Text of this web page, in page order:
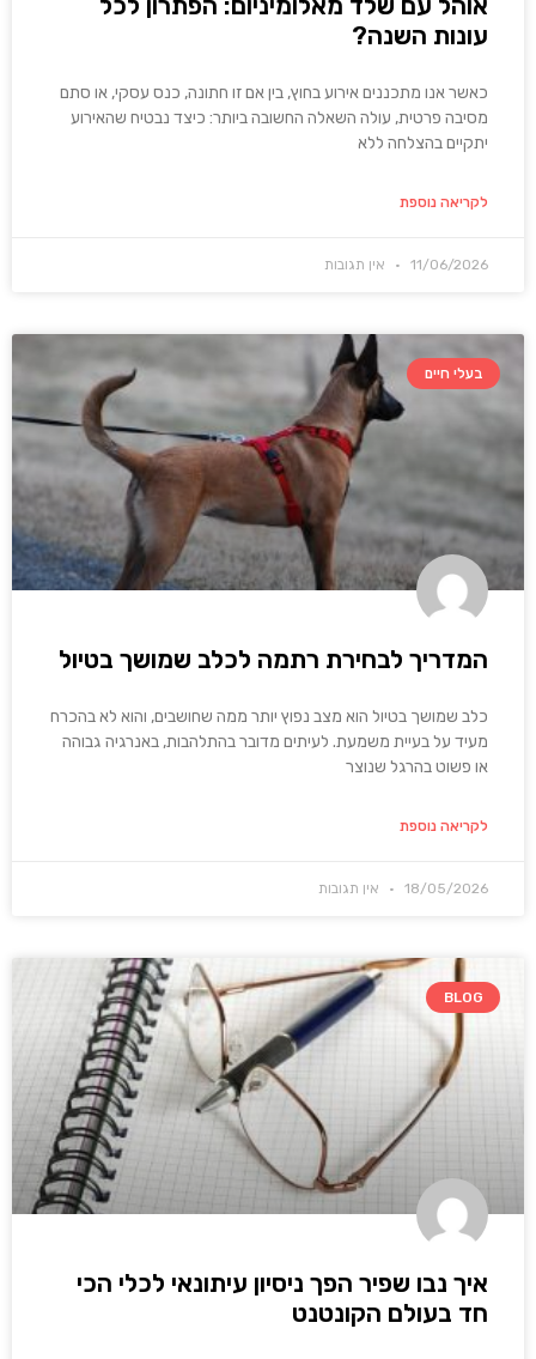
עונות השנה?
כאשר אנו מתכננים אירוע בחוץ, בין אם זו חתונה, כנס עסקי, או סתם
מסיבה פרטית, עולה השאלה החשובה ביותר: כיצד נבטיח שהאירוע
יתקיים בהצלחה ללא
לקריאה נוספת
11/06/2026 אין תגובות
בעלי חיים
המדריך לבחירת רתמה לכלב שמושך בטיול
כלב שמושך בטיול הוא מצב נפוץ יותר ממה שחושבים, והוא לא בהכרח
מעיד על בעיית משמעת. לעיתים מדובר בהתלהבות, באנרגיה גבוהה
או פשוט בהרגל שנוצר
לקריאה נוספת
18/05/2026 אין תגובות
BLOG
איך נבו שפיר הפך ניסיון עיתונאי לכלי הכי
חד בעולם הקונטנט